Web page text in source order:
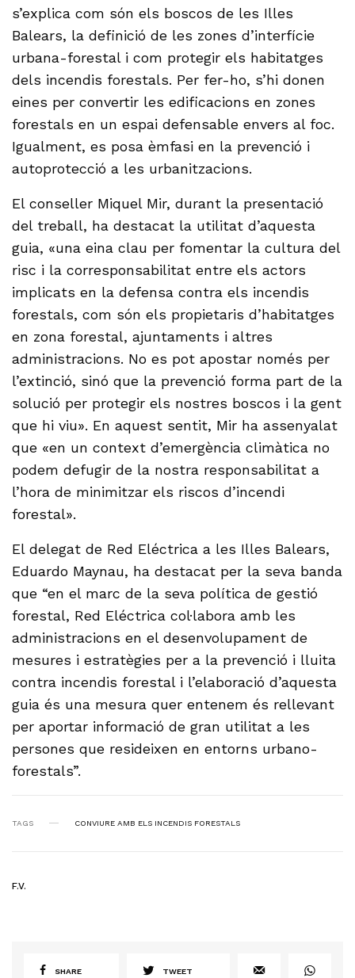
s’explica com són els boscos de les Illes
Balears, la definició de les zones d’interfície
urbana-forestal i com protegir els habitatges
dels incendis forestals. Per fer-ho, s’hi donen
eines per convertir les edificacions en zones
forestals en un espai defensable envers al foc.
Igualment, es posa èmfasi en la prevenció i
autoprotecció a les urbanitzacions.
El conseller Miquel Mir, durant la presentació
del treball, ha destacat la utilitat d’aquesta
guia, «una eina clau per fomentar la cultura del
risc i la corresponsabilitat entre els actors
implicats en la defensa contra els incendis
forestals, com són els propietaris d’habitatges
en zona forestal, ajuntaments i altres
administracions. No es pot apostar només per
l’extinció, sinó que la prevenció forma part de la
solució per protegir els nostres boscos i la gent
que hi viu». En aquest sentit, Mir ha assenyalat
que «en un context d’emergència climàtica no
podem defugir de la nostra responsabilitat a
l’hora de minimitzar els riscos d’incendi
forestal».
El delegat de Red Eléctrica a les Illes Balears,
Eduardo Maynau, ha destacat per la seva banda
que “en el marc de la seva política de gestió
forestal, Red Eléctrica col·labora amb les
administracions en el desenvolupament de
mesures i estratègies per a la prevenció i lluita
contra incendis forestal i l’elaboració d’aquesta
guia és una mesura quer entenem és rellevant
per aportar informació de gran utilitat a les
persones que resideixen en entorns urbano-
forestals”.
TAGS CONVIURE AMB ELS INCENDIS FORESTALS
F.V.
SHARE TWEET